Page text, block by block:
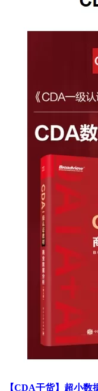
【CDA干货】超小